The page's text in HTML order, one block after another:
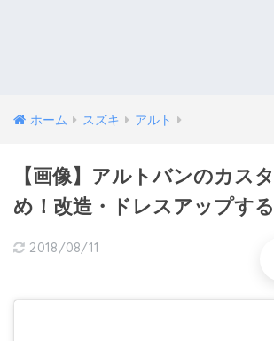
ホーム スズキ アルト
【画像】アルトバンのカス
め！改造・ドレスアップする
2018/08/11